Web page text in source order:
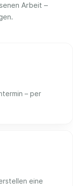
Arbeit –
– per
eine